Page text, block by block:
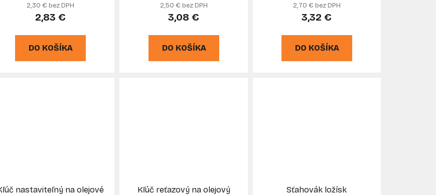
2,30 € bez DPH
2,83 €
DO KOŠÍKA
2,50 € bez DPH
3,08 €
DO KOŠÍKA
2,70 € bez DPH
3,32 €
DO KOŠÍKA
nastaviteľný na olejové
Kľúč reťazový na olejový
Sťahovák ložísk